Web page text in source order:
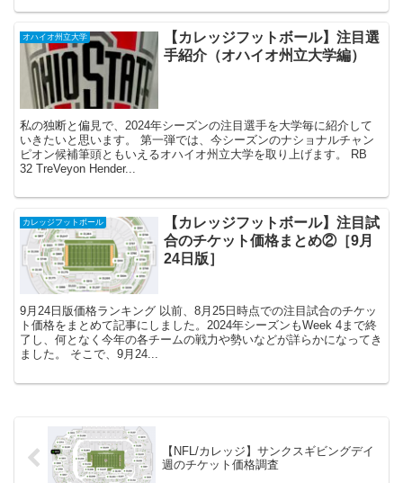
オハイオ州立大学
【カレッジフットボール】注目選
手紹介（オハイオ州立大学編）
私の独断と偏見で、2024年シーズンの注目選手を大学毎に紹介して
いきたいと思います。 第一弾では、今シーズンのナショナルチャン
ピオン候補筆頭ともいえるオハイオ州立大学を取り上げます。 RB
32 TreVeyon Hender...
カレッジフットボール
【カレッジフットボール】注目試
合のチケット価格まとめ②［9月
24日版］
9月24日版価格ランキング 以前、8月25日時点での注目試合のチケッ
ト価格をまとめて記事にしました。2024年シーズンもWeek 4まで終
了し、何となく今年の各チームの戦力や勢いなどが詳らかになってき
ました。 そこで、9月24...
【NFL/カレッジ】サンクスギビングデイ
週のチケット価格調査